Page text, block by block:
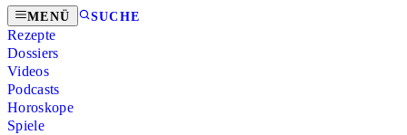
MENÜ SUCHE
Rezepte
Dossiers
Videos
Podcasts
Horoskope
Spiele